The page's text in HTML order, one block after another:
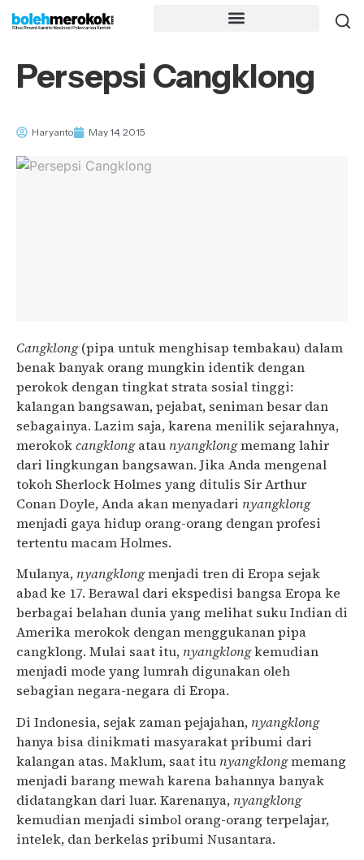
Persepsi Cangklong
Haryanto May 14, 2015
Cangklong(pipa untuk menghisap tembakau) dalam
benak banyak orang mungkin identik dengan
perokok dengan tingkat strata sosial tinggi:
kalangan bangsawan, pejabat, seniman besar dan
sebagainya. Lazim saja, karena menilik sejarahnya,
merokokcangklongatau nyangklongmemang lahir
dari lingkungan bangsawan. Jika Anda mengenal
tokoh Sherlock Holmes yang ditulis Sir Arthur
Conan Doyle, Anda akan menyadari nyangklong
menjadi gaya hidup orang-orang dengan profesi
tertentu macam Holmes.
Mulanya, nyangklongmenjadi tren di Eropa sejak
abad ke 17. Berawal dari ekspedisi bangsa Eropa ke
berbagai belahan dunia yang melihat suku Indian di
Amerika merokok dengan menggukanan pipa
cangklong. Mulai saat itu, nyangklongkemudian
menjadi mode yang lumrah digunakan oleh
sebagian negara-negara di Eropa.
Di Indonesia, sejak zaman pejajahan, nyangklong
hanya bisa dinikmati masyarakat pribumi dari
kalangan atas. Maklum, saat itu nyangklongmemang
menjadi barang mewah karena bahannya banyak
didatangkan dari luar. Karenanya, nyangklong
kemudian menjadi simbol orang-orang terpelajar,
intelek, dan berkelas pribumi Nusantara.